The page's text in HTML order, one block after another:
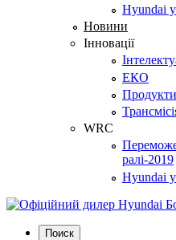
Hyundai у
Новини
Інновації
ЕКО
WRC
ралі-2019
Hyundai
Поиск